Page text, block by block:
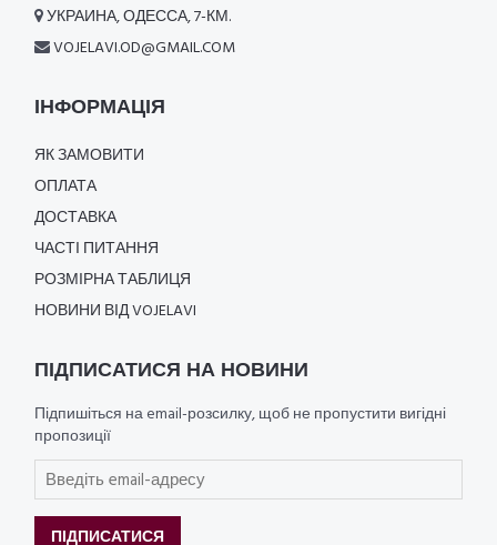
УКРАИНА, ОДЕССА, 7-КМ.
VOJELAVI.OD@GMAIL.COM
ІНФОРМАЦІЯ
ЯК ЗАМОВИТИ
ОПЛАТА
ДОСТАВКА
ЧАСТІ ПИТАННЯ
РОЗМІРНА ТАБЛИЦЯ
НОВИНИ ВІД VOJELAVI
ПІДПИСАТИСЯ НА НОВИНИ
Підпишіться на email-розсилку, щоб не пропустити вигідні
пропозиції
ПІДПИСАТИСЯ